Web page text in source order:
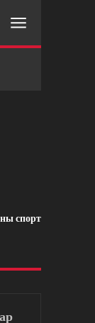
спорт